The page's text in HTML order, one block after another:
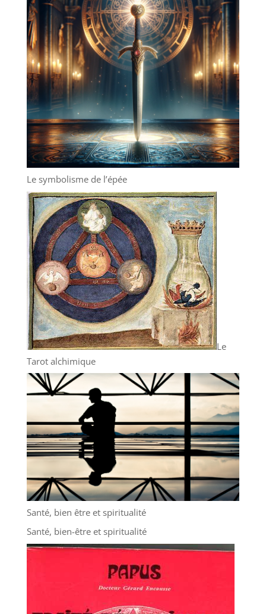
Le symbolisme de l’épée
Le
Tarot alchimique
Santé, bien être et spiritualité
Santé, bien-être et spiritualité